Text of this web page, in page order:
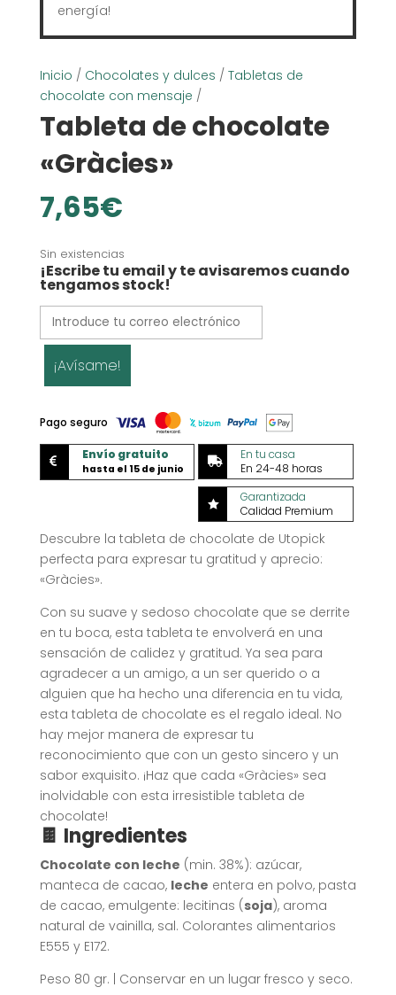
energía!
Inicio / Chocolates y dulces / Tabletas de
chocolate con mensaje /
Tableta de chocolate
«Gràcies»
7,65€
Sin existencias
¡Escribe tu email y te avisaremos cuando
tengamos stock!
¡Avísame!
Pago seguro
 Envío gratuito
hasta el 15 de junio

En tu casa
En 24-48 horas

Garantizada
Calidad Premium
Descubre la tableta de chocolate de Utopick
perfecta para expresar tu gratitud y aprecio:
«Gràcies».
Con su suave y sedoso chocolate que se derrite
en tu boca, esta tableta te envolverá en una
sensación de calidez y gratitud. Ya sea para
agradecer a un amigo, a un ser querido o a
alguien que ha hecho una diferencia en tu vida,
esta tableta de chocolate es el regalo ideal. No
hay mejor manera de expresar tu
reconocimiento que con un gesto sincero y un
sabor exquisito. ¡Haz que cada «Gràcies» sea
inolvidable con esta irresistible tableta de
chocolate!
🍫 Ingredientes
Chocolate con leche (min. 38%): azúcar,
manteca de cacao, leche entera en polvo, pasta
de cacao, emulgente: lecitinas (soja), aroma
natural de vainilla, sal. Colorantes alimentarios
E555 y E172.
Peso 80 gr. | Conservar en un lugar fresco y seco.